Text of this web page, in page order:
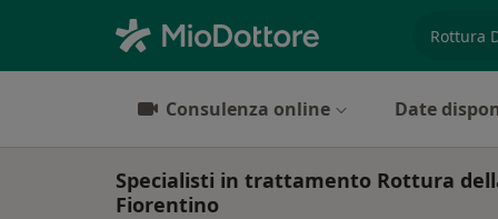
Consulenza online Date
Specialisti in trattamento Rottura
Fiorentino